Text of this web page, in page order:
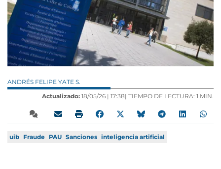
ANDRÉS FELIPE YATE S.
Actualizado: 18/05/26 | 17:38| TIEMPO DE LECTURA: 1 MIN.
uib Fraude PAU Sanciones inteligencia artificial